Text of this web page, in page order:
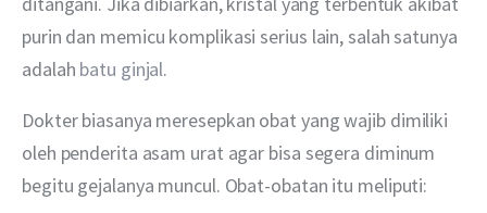
purin dan memicu komplikasi serius lain, salah satunya
adalah batu ginjal.
Dokter biasanya meresepkan obat yang wajib dimiliki
oleh penderita asam urat agar bisa segera diminum
begitu gejalanya muncul. Obat-obatan itu meliputi: